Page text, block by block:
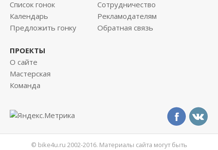
Список гонок
Календарь
Предложить гонку
Сотрудничество
Рекламодателям
Обратная связь
ПРОЕКТЫ
О сайте
Мастерская
Команда
© bike4u.ru 2002-2016. Материалы сайта могут быть